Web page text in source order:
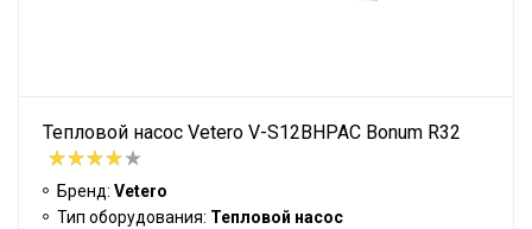
Тепловой насос Vetero V-S12BHPAC Bonum R32
Бренд: Vetero
Тип оборудования: Тепловой насос